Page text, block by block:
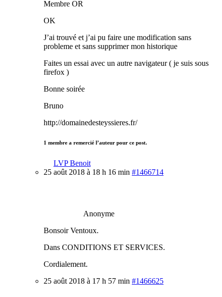
Membre OR
OK
J’ai trouvé et j’ai pu faire une modification sans
probleme et sans supprimer mon historique
Faites un essai avec un autre navigateur ( je suis sous
firefox )
Bonne soirée
Bruno
http://domainedesteyssieres.fr/
1 membre a remercié l’auteur pour ce post.
LVP Benoit
25 août 2018 à 18 h 16 min #1466714
Anonyme
Bonsoir Ventoux.
Dans CONDITIONS ET SERVICES.
Cordialement.
25 août 2018 à 17 h 57 min #1466625